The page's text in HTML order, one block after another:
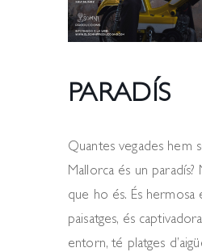
PARADÍS
Quantes vegades hem
Mallorca és un
que ho és. És hermosa
paisatges, és
entorn, té platges